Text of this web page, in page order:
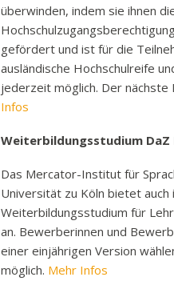
überwinden, indem sie ihnen
gefördert und ist für die
ausländische Hochschulreife
jederzeit möglich. Der
Infos
Weiterbildungsstudium DaZ
Das Mercator-Institut für
Universität zu Köln bietet
Weiterbildungsstudium für
an. Bewerberinnen und
einer einjährigen Version
möglich. Mehr Infos